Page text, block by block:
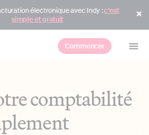
électronique avec Indy :c’est
simple et gratuit
Commencer
comptabilité